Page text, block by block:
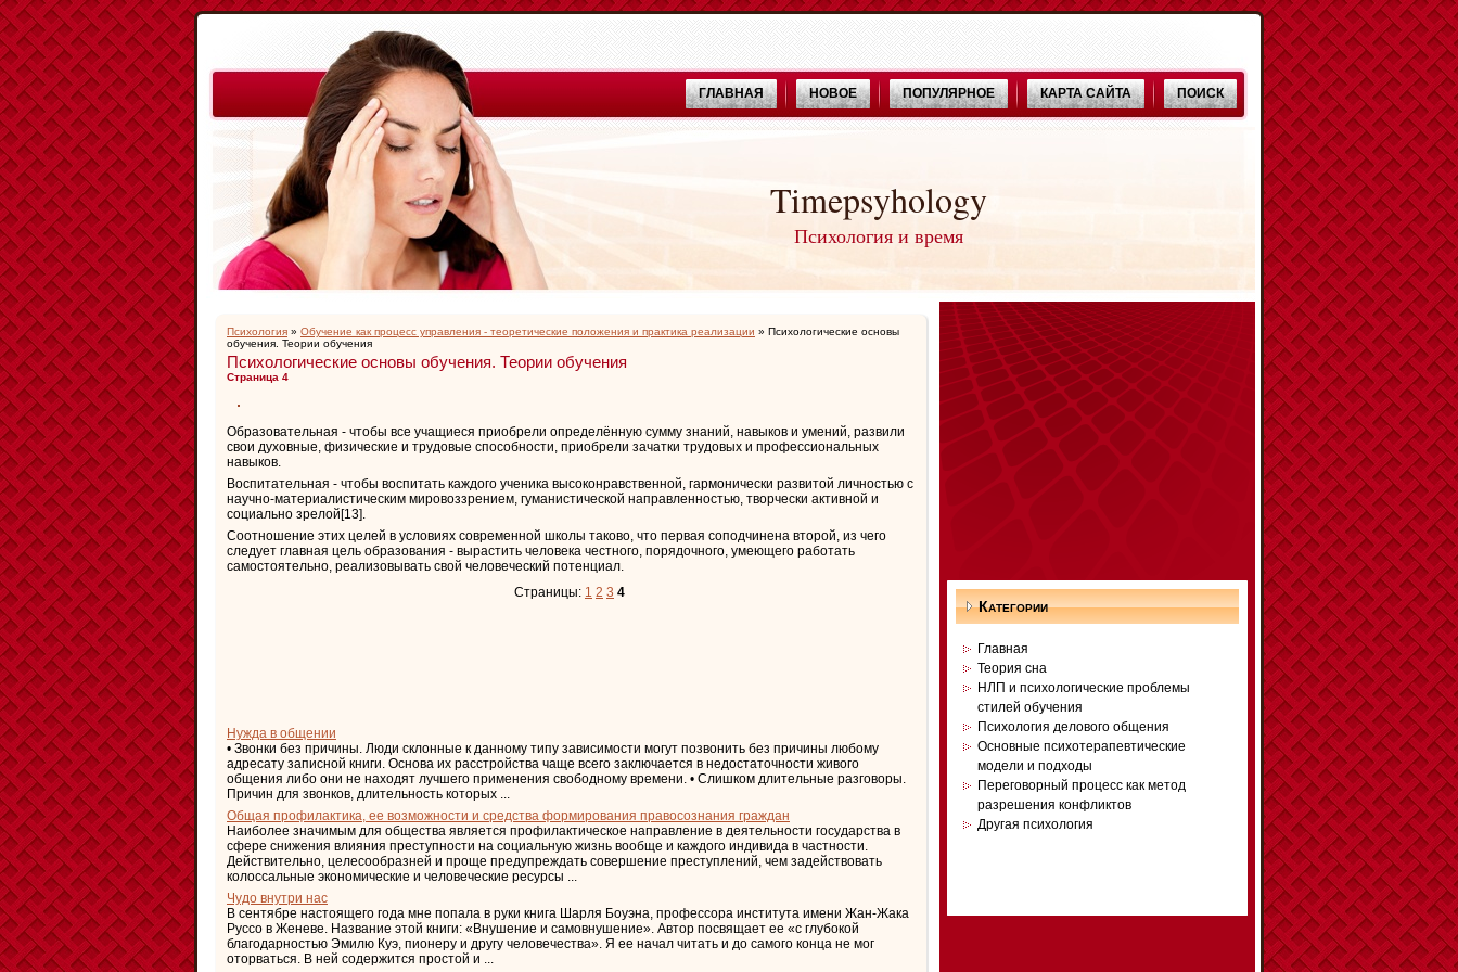
Timepsyhology
Психология и время
ГЛАВНАЯ НОВОЕ ПОПУЛЯРНОЕ КАРТА САЙТА ПОИСК
Психология » Обучение как процесс управления - теоретические положения и практика реализации » Психологические основы
обучения. Теории обучения
Психологические основы обучения. Теории обучения
Страница 4
Образовательная - чтобы все учащиеся приобрели определённую сумму знаний, навыков и умений, развили
свои духовные, физические и трудовые способности, приобрели зачатки трудовых и профессиональных
навыков.
Воспитательная - чтобы воспитать каждого ученика высоконравственной, гармонически развитой личностью с
научно-материалистическим мировоззрением, гуманистической направленностью, творчески активной и
социально зрелой[13].
Соотношение этих целей в условиях современной школы таково, что первая соподчинена второй, из чего
следует главная цель образования - вырастить человека честного, порядочного, умеющего работать
самостоятельно, реализовывать свой человеческий потенциал.
Страницы: 1 2 3 4
Нужда в общении
• Звонки без причины. Люди склонные к данному типу зависимости могут позвонить без причины любому
адресату записной книги. Основа их расстройства чаще всего заключается в недостаточности живого
общения либо они не находят лучшего применения свободному времени. • Слишком длительные разговоры.
Причин для звонков, длительность которых ...
Общая профилактика, ее возможности и средства формирования правосознания граждан
Наиболее значимым для общества является профилактическое направление в деятельности государства в
сфере снижения влияния преступности на социальную жизнь вообще и каждого индивида в частности.
Действительно, целесообразней и проще предупреждать совершение преступлений, чем задействовать
колоссальные экономические и человеческие ресурсы ...
Чудо внутри нас
В сентябре настоящего года мне попала в руки книга Шарля Боуэна, профессора института имени Жан-Жака
Руссо в Женеве. Название этой книги: «Внушение и самовнушение». Автор посвящает ее «с глубокой
благодарностью Эмилю Куэ, пионеру и другу человечества». Я ее начал читать и до самого конца не мог
оторваться. В ней содержится простой и ...
Категории
Главная
Теория сна
НЛП и психологические проблемы
стилей обучения
Психология делового общения
Основные психотерапевтические
модели и подходы
Переговорный процесс как метод
разрешения конфликтов
Другая психология